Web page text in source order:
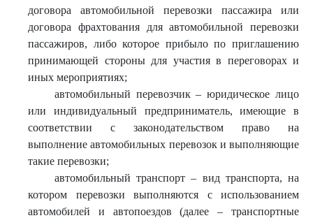
договора автомобильной перевозки пассажира или
договора фрахтования для автомобильной перевозки
пассажиров, либо которое прибыло по приглашению
принимающей стороны для участия в переговорах и
иных мероприятиях;
автомобильный перевозчик – юридическое лицо
или индивидуальный предприниматель, имеющие в
соответствии с законодательством право на
выполнение автомобильных перевозок и выполняющие
такие перевозки;
автомобильный транспорт – вид транспорта, на
котором перевозки выполняются с использованием
автомобилей и автопоездов (далее – транспортные